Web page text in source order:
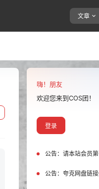
文章
嗨！朋友
欢迎您来到COS团！
登录
公告： 请本站会员第一时间 进
公告： 夸克网盘链